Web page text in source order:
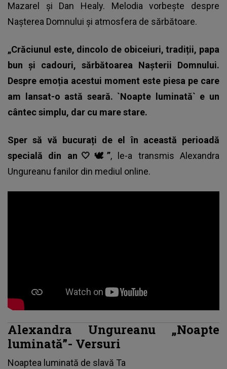
Mazarel și Dan Healy. Melodia vorbește despre
Nașterea Domnului și atmosfera de sărbătoare.
„Crăciunul este, dincolo de obiceiuri, tradiții, papa
bun și cadouri, sărbătoarea Nașterii Domnului.
Despre emoția acestui moment este piesa pe care
am lansat-o astă seară. `Noapte luminată` e un
cântec simplu, dar cu mare stare.
Sper să vă bucurați de el în această perioadă
specială din an🤍🕊”, le-a transmis Alexandra
Ungureanu fanilor din mediul online.
Alexandra Ungureanu „Noapte
luminată”- Versuri
Noaptea luminată de slavă Ta